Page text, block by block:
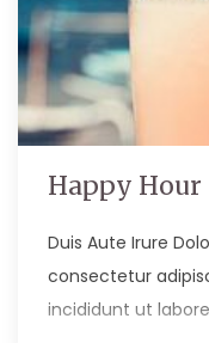
Happy Hour
Duis Aute Irure
consectetur
incididunt ut